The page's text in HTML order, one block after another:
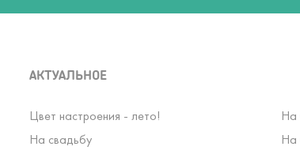
АКТУАЛЬНОЕ
Цвет настроения - лето!
На
На свадьбу
На